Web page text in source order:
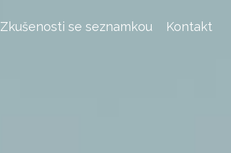
Zkušenosti se seznamkou Kontakt